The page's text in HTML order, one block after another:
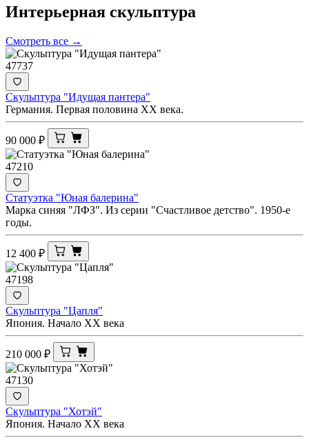
Интерьерная скульптура
Смотреть все →
47737
Скульптура "Идущая пантера"
Германия. Первая половина XX века.
90 000 ₽
47210
Статуэтка "Юная балерина"
Марка синяя "ЛФЗ". Из серии "Счастливое детство". 1950-е
годы.
12 400 ₽
47198
Скульптура "Цапля"
Япония. Начало XX века
210 000 ₽
47130
Скульптура "Хотэй"
Япония. Начало XX века